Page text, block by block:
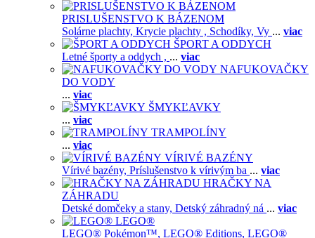
PRISLUŠENSTVO K BÁZENOM
Solárne plachty, Krycie plachty , Schodíky, Vy ... viac
ŠPORT A ODDYCH
Letné športy a oddych , ... viac
NAFUKOVAČKY
DO VODY
... viac
ŠMYKĽAVKY
... viac
TRAMPOLÍNY
... viac
VÍRIVÉ BAZÉNY
Vírivé bazény, Príslušenstvo k vírivým ba ... viac
HRAČKY NA
ZÁHRADU
Detské domčeky a stany, Detský záhradný ná ... viac
LEGO®
LEGO® Pokémon™, LEGO® Editions, LEGO®